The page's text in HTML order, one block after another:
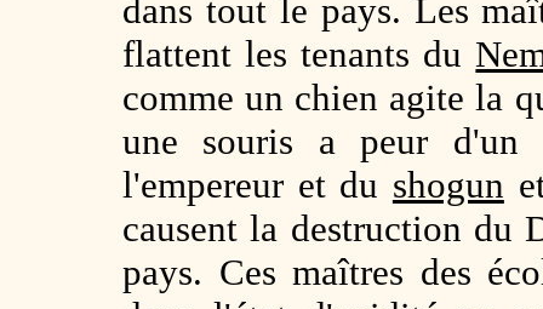
dans tout le pays. Les
flattent les tenants du
comme un chien agite la
une souris a peur d'un
l'empereur et du shogun
causent la destruction du
pays. Ces maîtres des